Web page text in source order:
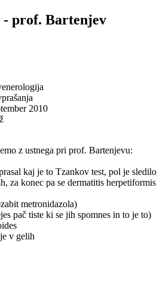
- prof. Bartenjev
2010
z ustnega pri prof. Bartenjevu:
kaj je to Tzankov test, pol je sledilo
za konec pa se dermatitis herpetiformis
metronidazola)
pač tiste ki se jih spomnes in to je to)
v gelih